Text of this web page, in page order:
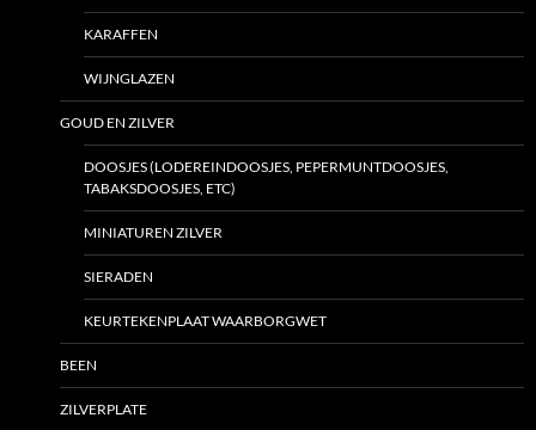
KARAFFEN
WIJNGLAZEN
GOUD EN ZILVER
DOOSJES (LODEREINDOOSJES, PEPERMUNTDOOSJES,
TABAKSDOOSJES, ETC)
MINIATUREN ZILVER
SIERADEN
KEURTEKENPLAAT WAARBORGWET
BEEN
ZILVERPLATE